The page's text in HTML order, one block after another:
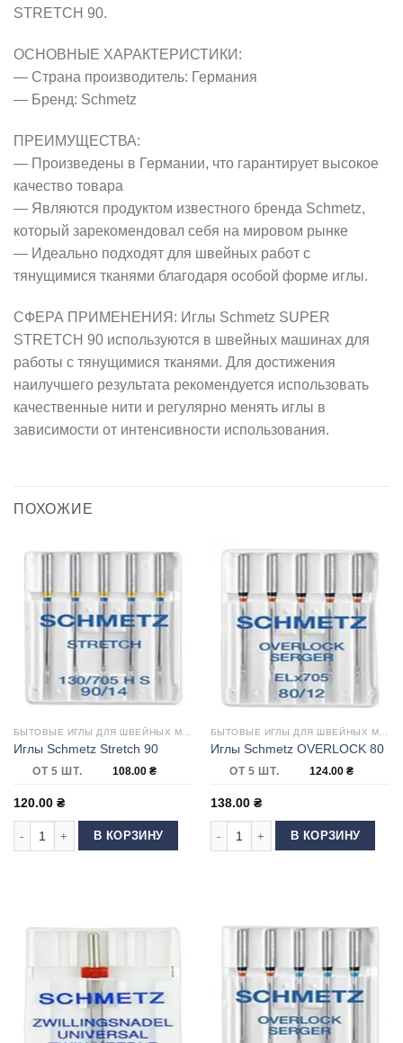
STRETCH 90.
ОСНОВНЫЕ ХАРАКТЕРИСТИКИ:
— Страна производитель: Германия
— Бренд: Schmetz
ПРЕИМУЩЕСТВА:
— Произведены в Германии, что гарантирует высокое
качество товара
— Являются продуктом известного бренда Schmetz,
который зарекомендовал себя на мировом рынке
— Идеально подходят для швейных работ с
тянущимися тканями благодаря особой форме иглы.
СФЕРА ПРИМЕНЕНИЯ: Иглы Schmetz SUPER
STRETCH 90 используются в швейных машинах для
работы с тянущимися тканями. Для достижения
наилучшего результата рекомендуется использовать
качественные нити и регулярно менять иглы в
зависимости от интенсивности использования.
ПОХОЖИЕ
БЫТОВЫЕ ИГЛЫ ДЛЯ ШВЕЙНЫХ МАШИН
Иглы Schmetz Stretch 90
ОТ 5 ШТ. 108.00 ₴
120.00 ₴
Количество товара Иглы Schmetz Stretch 90
В КОРЗИНУ
БЫТОВЫЕ ИГЛЫ ДЛЯ ШВЕЙНЫХ МАШИН
Иглы Schmetz OVERLOCK 80
ОТ 5 ШТ. 124.00 ₴
138.00 ₴
Количество товара Иглы Schmetz
В КОРЗИНУ